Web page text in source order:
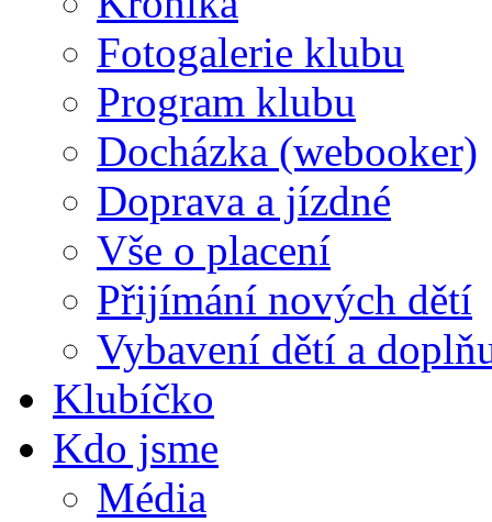
Fotogalerie klubu
Program klubu
Docházka (webooker)
Doprava a jízdné
Vše o placení
Přijímání nových dětí
Vybavení dětí a
Klubíčko
Kdo jsme
Média